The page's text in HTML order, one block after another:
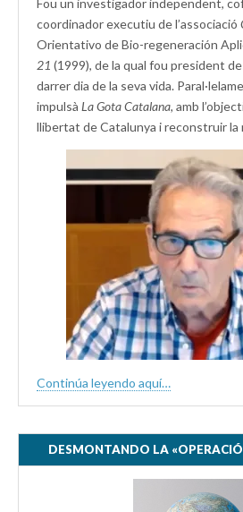
coordinador executiu de l’associació
Orientativo de Bio-regeneración
21 (1999), de la qual fou president
darrer dia de la seva vida.
impulsà La Gota Catalana, amb
llibertat de Catalunya i reconstruir la
Continúa leyendo aquí…
DESMONTANDO LA